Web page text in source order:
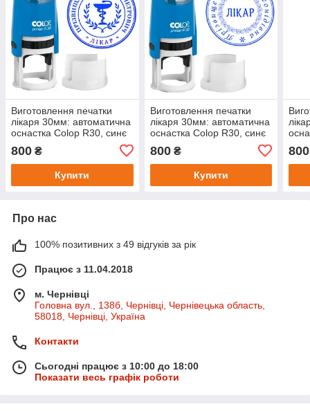
Виготовлення печатки
лікаря 30мм: автоматична
оснастка Colop R30, синє
800 ₴
Купити
Виготовлення печатки
лікаря 30мм: автоматична
оснастка Colop R30, синє
800₴
Купити
800
Про нас
100% позитивних з 49 відгуків за рік
Працює з 11.04.2018
м. Чернівці
Головна вул., 138б, Чернівці, Чернівецька область,
58018, Чернівці, Україна
Контакти
Сьогодні працює з 10:00 до 18:00
Показати весь графік роботи